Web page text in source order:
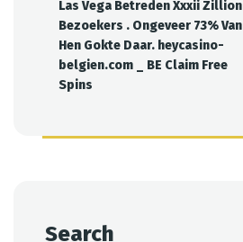
Las Vega Betreden Xxxii Zillion
Bezoekers . Ongeveer 73% Van
Hen Gokte Daar. heycasino-
belgien.com _ BE Claim Free
Spins
Search